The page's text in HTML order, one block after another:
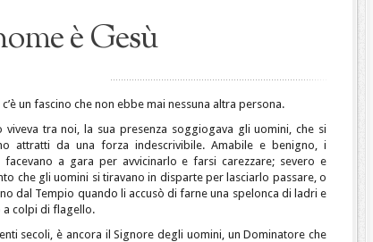
è Gesù
c’è un fascino che non ebbe mai nessuna altra persona.
viveva tra noi, la sua presenza soggiogava gli uomini, che si
attratti da una forza indescrivibile. Amabile e benigno, i
facevano a gara per avvicinarlo e farsi carezzare; severo e
che gli uomini si tiravano in disparte per lasciarlo passare, o
dal Tempio quando li accusò di farne una spelonca di ladri e
a colpi di flagello.
secoli, è ancora il Signore degli uomini, un Dominatore che